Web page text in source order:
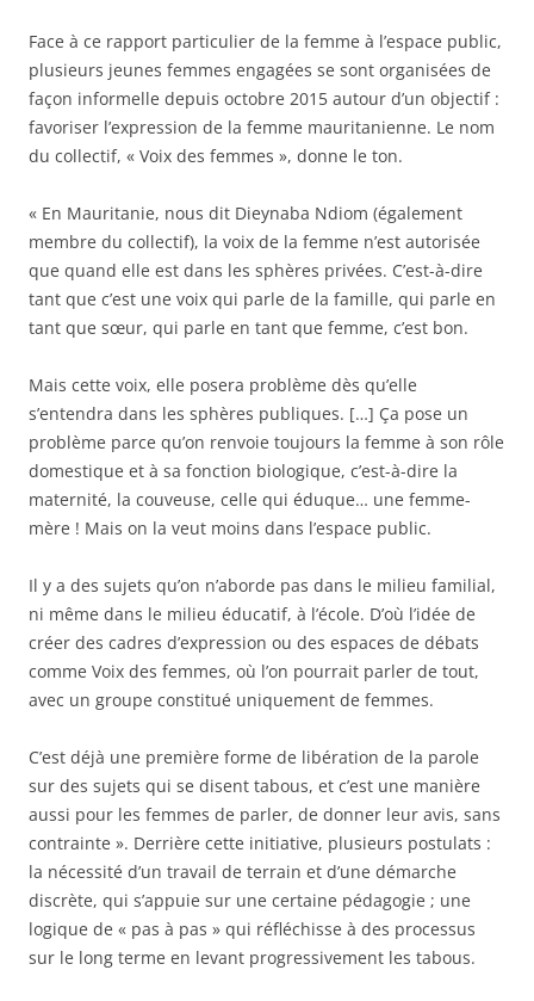
Face à ce rapport particulier de la femme à l’espace public,
plusieurs jeunes femmes engagées se sont organisées de
façon informelle depuis octobre 2015 autour d’un objectif :
favoriser l’expression de la femme mauritanienne. Le nom
du collectif, « Voix des femmes », donne le ton.
« En Mauritanie, nous dit Dieynaba Ndiom (également
membre du collectif), la voix de la femme n’est autorisée
que quand elle est dans les sphères privées. C’est-à-dire
tant que c’est une voix qui parle de la famille, qui parle en
tant que sœur, qui parle en tant que femme, c’est bon.
Mais cette voix, elle posera problème dès qu’elle
s’entendra dans les sphères publiques. […] Ça pose un
problème parce qu’on renvoie toujours la femme à son rôle
domestique et à sa fonction biologique, c’est-à-dire la
maternité, la couveuse, celle qui éduque… une femme-
mère ! Mais on la veut moins dans l’espace public.
Il y a des sujets qu’on n’aborde pas dans le milieu familial,
ni même dans le milieu éducatif, à l’école. D’où l’idée de
créer des cadres d’expression ou des espaces de débats
comme Voix des femmes, où l’on pourrait parler de tout,
avec un groupe constitué uniquement de femmes.
C’est déjà une première forme de libération de la parole
sur des sujets qui se disent tabous, et c’est une manière
aussi pour les femmes de parler, de donner leur avis, sans
contrainte ». Derrière cette initiative, plusieurs postulats :
la nécessité d’un travail de terrain et d’une démarche
discrète, qui s’appuie sur une certaine pédagogie ; une
logique de « pas à pas » qui réfléchisse à des processus
sur le long terme en levant progressivement les tabous.